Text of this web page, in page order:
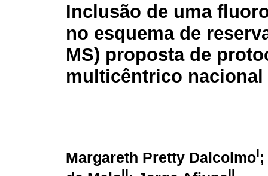
Inclusão de uma
no esquema de
MS) proposta de
multicêntrico nacional
Margareth Pretty DalcolmoI
II II